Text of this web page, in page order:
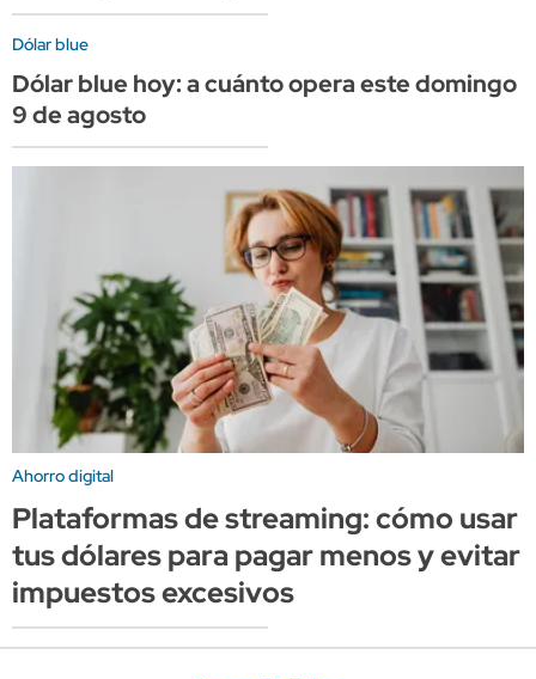
Dólar blue
Dólar blue hoy: a cuánto opera este domingo
9 de agosto
Ahorro digital
Plataformas de streaming: cómo usar
tus dólares para pagar menos y evitar
impuestos excesivos